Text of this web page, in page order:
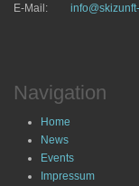
E-Mail:
Navigation
Home
News
Events
Impressum